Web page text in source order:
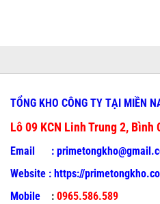
TỔNG KHO CÔNG TY TẠI MIỀN
Lô 09 KCN Linh Trung 2, Bình
Email :
Website : https://
Mobile : 0965.586.589